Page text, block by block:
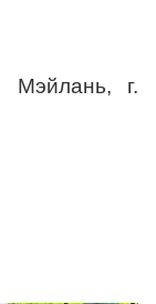
Мэйлань, г.